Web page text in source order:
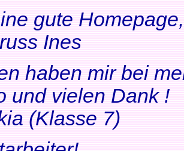
gute
Ines
haben mir bei
und vielen Dank !
(Klasse 7)